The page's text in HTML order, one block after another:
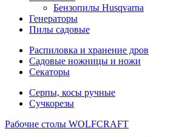
Бензопилы Husqvarna
Генераторы
Пилы садовые
Распиловка и хранение дров
Садовые ножницы и ножи
Секаторы
Серпы, косы ручные
Сучкорезы
Рабочие столы WOLFCRAFT